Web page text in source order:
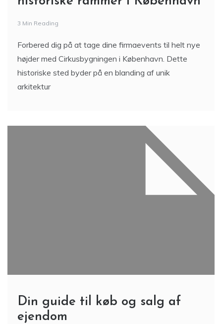
3 Min Reading
Forbered dig på at tage dine firmaevents til helt nye
højder med Cirkusbygningen i København. Dette
historiske sted byder på en blanding af unik
arkitektur
Din guide til køb og salg af
ejendom